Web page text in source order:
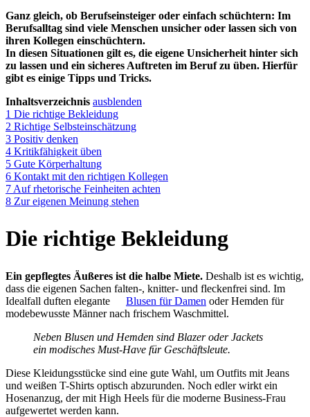
Ganz gleich, ob Berufseinsteiger oder einfach schüchtern: Im
Berufsalltag sind viele Menschen unsicher oder lassen sich von
ihren Kollegen einschüchtern.
In diesen Situationen gilt es, die eigene Unsicherheit hinter sich
zu lassen und ein sicheres Auftreten im Beruf zu üben. Hierfür
gibt es einige Tipps und Tricks.
Inhaltsverzeichnis ausblenden
1 Die richtige Bekleidung
2 Richtige Selbsteinschätzung
3 Positiv denken
4 Kritikfähigkeit üben
5 Gute Körperhaltung
6 Kontakt mit den richtigen Kollegen
7 Auf rhetorische Feinheiten achten
8 Zur eigenen Meinung stehen
Die richtige Bekleidung
Ein gepflegtes Äußeres ist die halbe Miete. Deshalb ist es wichtig,
dass die eigenen Sachen falten-, knitter- und fleckenfrei sind. Im
Idealfall duften elegante
Blusen für Damen oder Hemden für
modebewusste Männer nach frischem Waschmittel.
Neben Blusen und Hemden sind Blazer oder Jackets
ein modisches Must-Have für Geschäftsleute.
Diese Kleidungsstücke sind eine gute Wahl, um Outfits mit Jeans
und weißen T-Shirts optisch abzurunden. Noch edler wirkt ein
Hosenanzug, der mit High Heels für die moderne Business-Frau
aufgewertet werden kann.